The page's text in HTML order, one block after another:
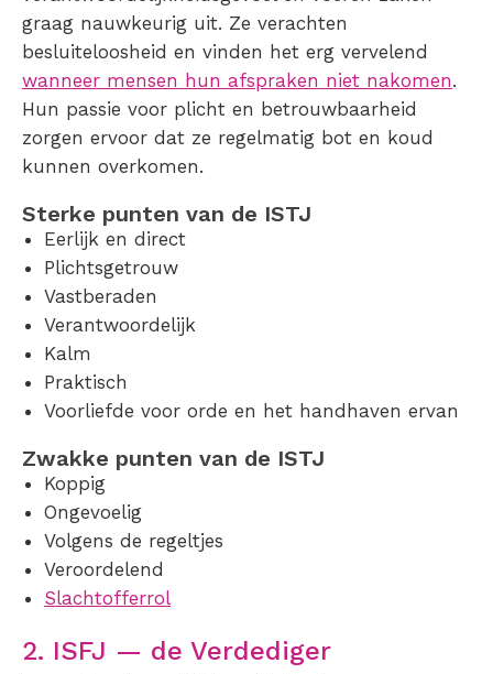
graag nauwkeurig uit. Ze verachten
besluiteloosheid en vinden het erg vervelend
wanneer mensen hun afspraken niet nakomen.
Hun passie voor plicht en betrouwbaarheid
zorgen ervoor dat ze regelmatig bot en koud
kunnen overkomen.
Sterke punten van de ISTJ
Eerlijk en direct
Plichtsgetrouw
Vastberaden
Verantwoordelijk
Kalm
Praktisch
Voorliefde voor orde en het handhaven ervan
Zwakke punten van de ISTJ
Koppig
Ongevoelig
Volgens de regeltjes
Veroordelend
Slachtofferrol
2. ISFJ — de Verdediger